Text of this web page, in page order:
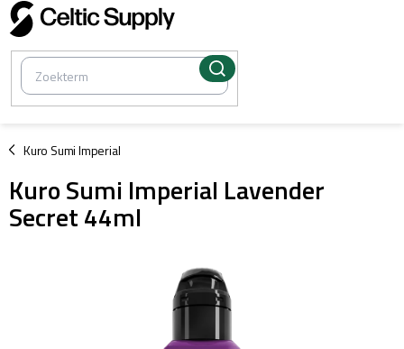
Overslaan
naar
inhoud
Kuro Sumi Imperial
/
Kuro Sumi Imperial Lavender
Secret 44ml